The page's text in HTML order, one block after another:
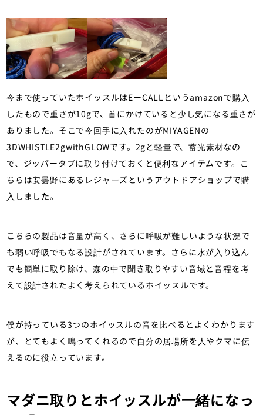
今まで使っていたホイッスルはEーCALLというamazonで購入
したもので重さが10gで、首にかけていると少し気になる重さが
ありました。そこで今回手に入れたのがMIYAGENの
3DWHISTLE2gwithGLOWです。2gと軽量で、蓄光素材なの
で、ジッパータブに取り付けておくと便利なアイテムです。こ
ちらは安曇野にあるレジャーズというアウトドアショップで購
入しました。
こちらの製品は音量が高く、さらに呼吸が難しいような状況で
も弱い呼吸でもなる設計がされています。さらに水が入り込ん
でも簡単に取り除け、森の中で聞き取りやすい音域と音程を考
えて設計されたよく考えられているホイッスルです。
僕が持っている3つのホイッスルの音を比べるとよくわかります
が、とてもよく鳴ってくれるので自分の居場所を人やクマに伝
えるのに役立っています。
マダニ取りとホイッスルが一緒になっ